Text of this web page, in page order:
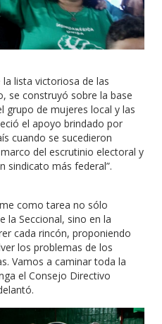
lista victoriosa de las
se construyó sobre la base
grupo de mujeres local y las
el apoyo brindado por
cuando se sucedieron
del escrutinio electoral y
sindicato más federal”.
como tarea no sólo
la Seccional, sino en la
cada rincón, proponiendo
los problemas de los
Vamos a caminar toda la
el Consejo Directivo